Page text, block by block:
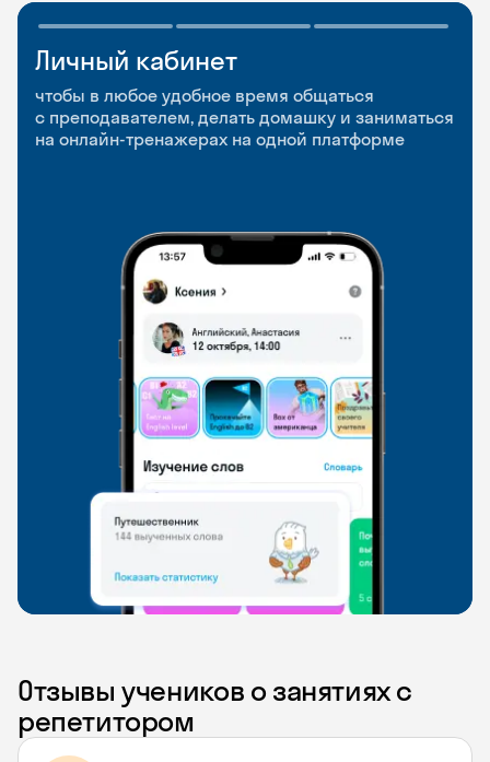
Личный кабинет
чтобы в любое удобное время общаться
с преподавателем, делать домашку и заниматься
на онлайн-тренажерах на одной платформе
Мобильное
приложение
чтобы заниматься и изучать новые слова где
и когда удобно
Разговорные клубы
и Talks
Групповые занятия для разговорной практики
и индивидуальные встречи с преподавателями
Отзывы учеников о занятиях с
репетитором